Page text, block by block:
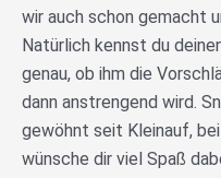
wir auch schon gemacht
Natürlich kennst du
genau, ob ihm die
dann anstrengend wird.
gewöhnt seit Kleinauf,
wünsche dir viel Spaß